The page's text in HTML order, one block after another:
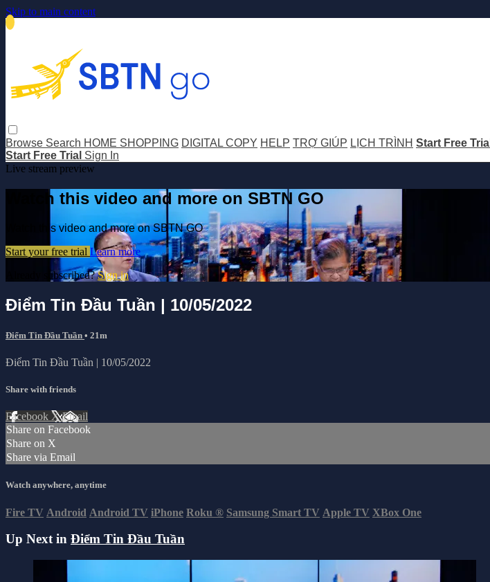
Skip to main content
Browse Search HOME SHOPPING DIGITAL COPY HELP TRỢ GIÚP LỊCH TRÌNH Start Free Trial
Start Free Trial Sign In
Live stream preview
Watch this video and more on SBTN GO
Watch this video and more on SBTN GO
Start your free trial Learn more
Already subscribed?Sign in
Điểm Tin Đầu Tuần | 10/05/2022
Điểm Tin Đầu Tuần • 21m
Điểm Tin Đầu Tuần | 10/05/2022
Share with friends
Facebook XEmail
Share on Facebook
Share on X
Share via Email
Watch anywhere, anytime
Fire TV Android Android TV iPhone Roku ® Samsung Smart TV Apple TV XBox One
Up Next in Điểm Tin Đầu Tuần